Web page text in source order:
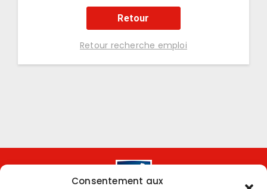
Consentement aux
Retour
Retour recherche emploi